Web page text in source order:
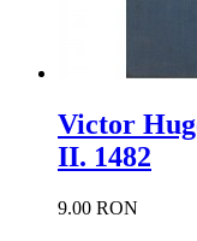
Victor
II. 1482
9.00 RON